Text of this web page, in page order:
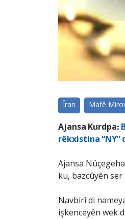
Îran Mafê
Ajansa Kurdpa:
rêkxistina “NY”
Ajansa
ku, bazcûyên
Navbirî di
îşkenceyên wek